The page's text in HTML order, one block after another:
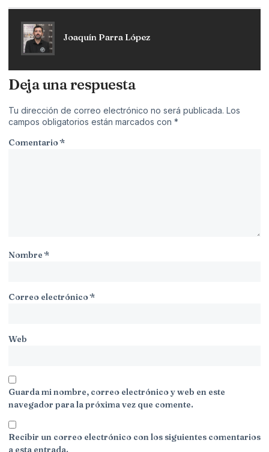
Joaquín Parra López
Deja una respuesta
Tu dirección de correo electrónico no será publicada. Los
campos obligatorios están marcados con *
Comentario*
Nombre*
Correo electrónico*
Web
Guarda mi nombre, correo electrónico y web en este
navegador para la próxima vez que comente.
Recibir un correo electrónico con los siguientes comentarios